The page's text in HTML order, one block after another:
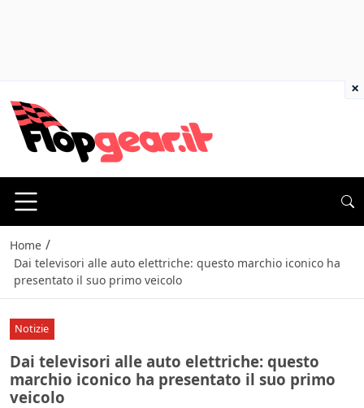
Home /
Dai televisori alle auto elettriche: questo marchio iconico ha
presentato il suo primo veicolo
Notizie
Dai televisori alle auto elettriche: questo
marchio iconico ha presentato il suo primo
veicolo
×